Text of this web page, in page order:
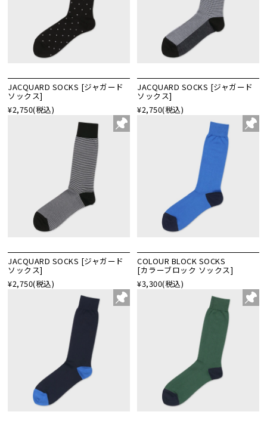
JACQUARD SOCKS [ジャガード
ソックス]
¥2,750(税込)
JACQUARD SOCKS [ジャガード
ソックス]
¥2,750(税込)
JACQUARD SOCKS [ジャガード
ソックス]
¥2,750(税込)
COLOUR BLOCK SOCKS
[カラーブロック ソックス]
¥3,300(税込)